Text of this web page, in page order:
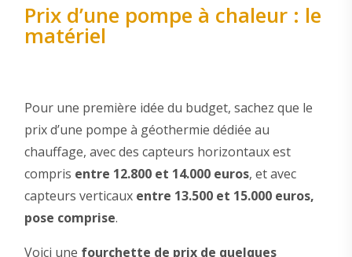
Prix d’une pompe à chaleur : le
matériel
Pour une première idée du budget, sachez que le
prix d’une pompe à géothermie dédiée au
chauffage, avec des capteurs horizontaux est
compris entre 12.800 et 14.000 euros, et avec
capteurs verticaux entre 13.500 et 15.000 euros,
pose comprise.
Voici une fourchette de prix de quelques